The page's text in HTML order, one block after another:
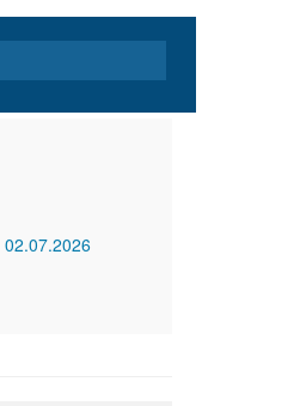
02.07.2026